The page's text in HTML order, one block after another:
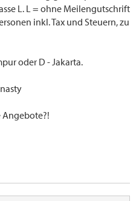
L. L = ohne Meilengutschrift
inkl. Tax und Steuern, zu
oder D - Jakarta.